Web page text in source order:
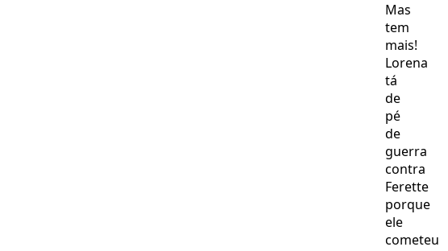
Mas
tem
mais!
Lorena
tá
de
pé
de
guerra
contra
Ferette
porque
ele
cometeu